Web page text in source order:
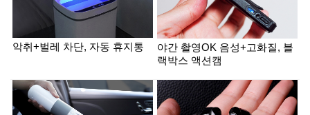
악취+벌레 차단, 자동 휴지통
야간 촬영OK 음성+고화질, 블
랙박스 액션캠